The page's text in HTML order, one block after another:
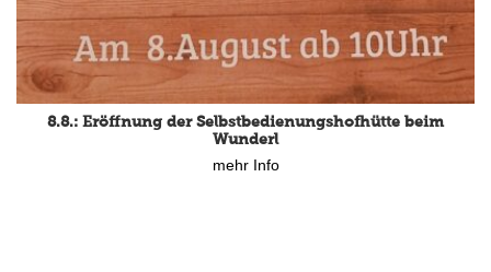
8.8.: Eröffnung der Selbstbedienungshofhütte beim
Wunderl
mehr Info